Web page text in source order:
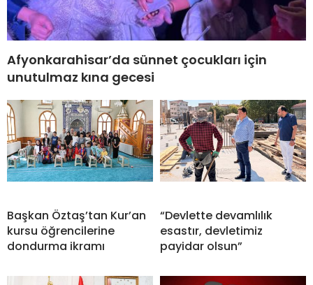
Afyonkarahisar’da sünnet çocukları için
unutulmaz kına gecesi
Başkan Öztaş’tan Kur’an
kursu öğrencilerine
dondurma ikramı
“Devlette devamlılık
esastır, devletimiz
payidar olsun”